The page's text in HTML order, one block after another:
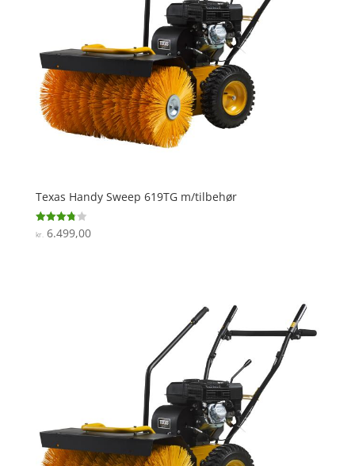
Texas Handy Sweep 619TG m/tilbehør
Vurderet
3.8
kr. 6.499,00